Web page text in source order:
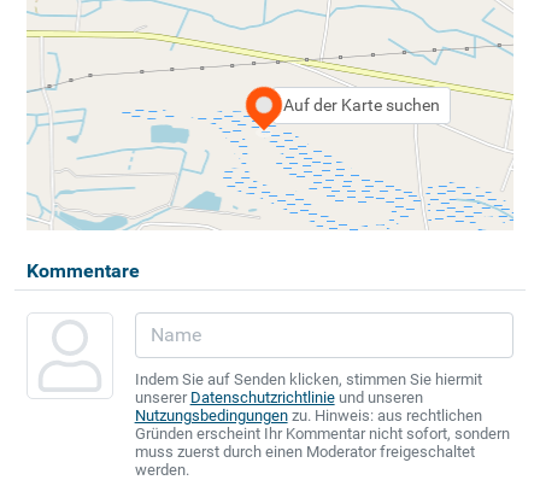
Auf der Karte suchen
Kommentare
Indem Sie auf Senden klicken, stimmen Sie hiermit
unserer Datenschutzrichtlinieund unseren
Nutzungsbedingungenzu. Hinweis: aus rechtlichen
Gründen erscheint Ihr Kommentar nicht sofort, sondern
muss zuerst durch einen Moderator freigeschaltet
werden.